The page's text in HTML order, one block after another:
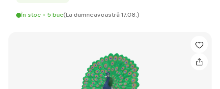
În stoc > 5 buc(La dumneavoastră 17.08.)